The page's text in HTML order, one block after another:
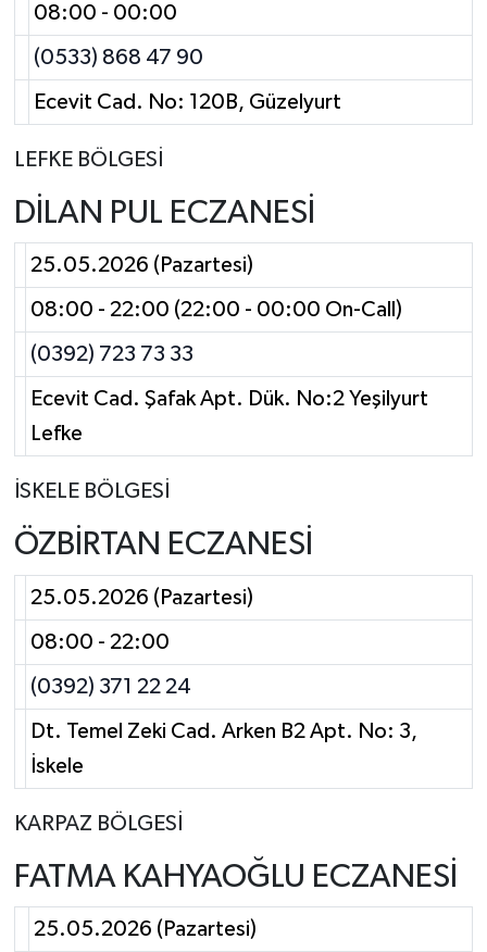
08:00 - 00:00
(0533) 868 47 90
Ecevit Cad. No: 120B, Güzelyurt
LEFKE BÖLGESİ
DİLAN PUL ECZANESİ
25.05.2026 (Pazartesi)
08:00 - 22:00 (22:00 - 00:00 On-Call)
(0392) 723 73 33
Ecevit Cad. Şafak Apt. Dük. No:2 Yeşilyurt
Lefke
İSKELE BÖLGESİ
ÖZBİRTAN ECZANESİ
25.05.2026 (Pazartesi)
08:00 - 22:00
(0392) 371 22 24
Dt. Temel Zeki Cad. Arken B2 Apt. No: 3,
İskele
KARPAZ BÖLGESİ
FATMA KAHYAOĞLU ECZANESİ
25.05.2026 (Pazartesi)